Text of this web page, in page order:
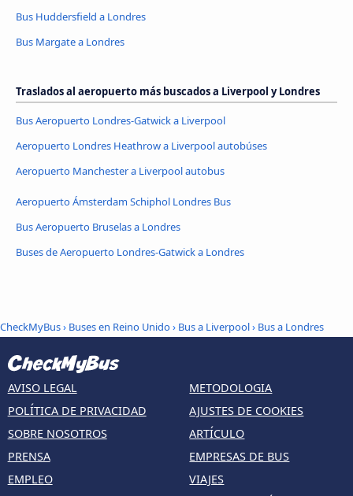
Bus Huddersfield a Londres
Bus Margate a Londres
Traslados al aeropuerto más buscados a Liverpool y Londres
Bus Aeropuerto Londres-Gatwick a Liverpool
Aeropuerto Londres Heathrow a Liverpool autobúses
Aeropuerto Manchester a Liverpool autobus
Aeropuerto Ámsterdam Schiphol Londres Bus
Bus Aeropuerto Bruselas a Londres
Buses de Aeropuerto Londres-Gatwick a Londres
CheckMyBus› Buses en Reino Unido› Bus a Liverpool› Bus a Londres
AVISO LEGAL
POLÍTICA DE PRIVACIDAD
SOBRE NOSOTROS
PRENSA
EMPLEO
METODOLOGIA
AJUSTES DE COOKIES
ARTÍCULO
EMPRESAS DE BUS
VIAJES